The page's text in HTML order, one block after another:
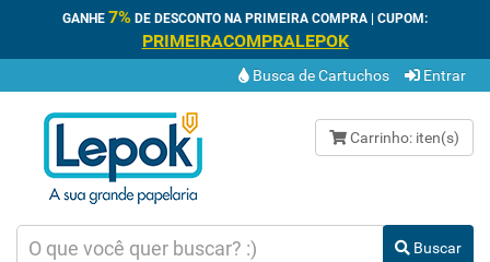
GANHE 7% DE DESCONTO NA PRIMEIRA COMPRA | CUPOM:
PRIMEIRACOMPRALEPOK
Busca de Cartuchos Entrar
Carrinho: iten(s)
Buscar